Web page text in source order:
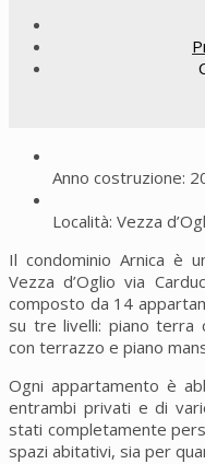
Anno costruzione:
Località: Vezza
Il condominio Arnica è
Vezza d’Oglio via
composto da 14
su tre livelli: piano terra
con terrazzo e piano
Ogni appartamento è
entrambi privati e di
stati completamente
spazi abitativi, sia per